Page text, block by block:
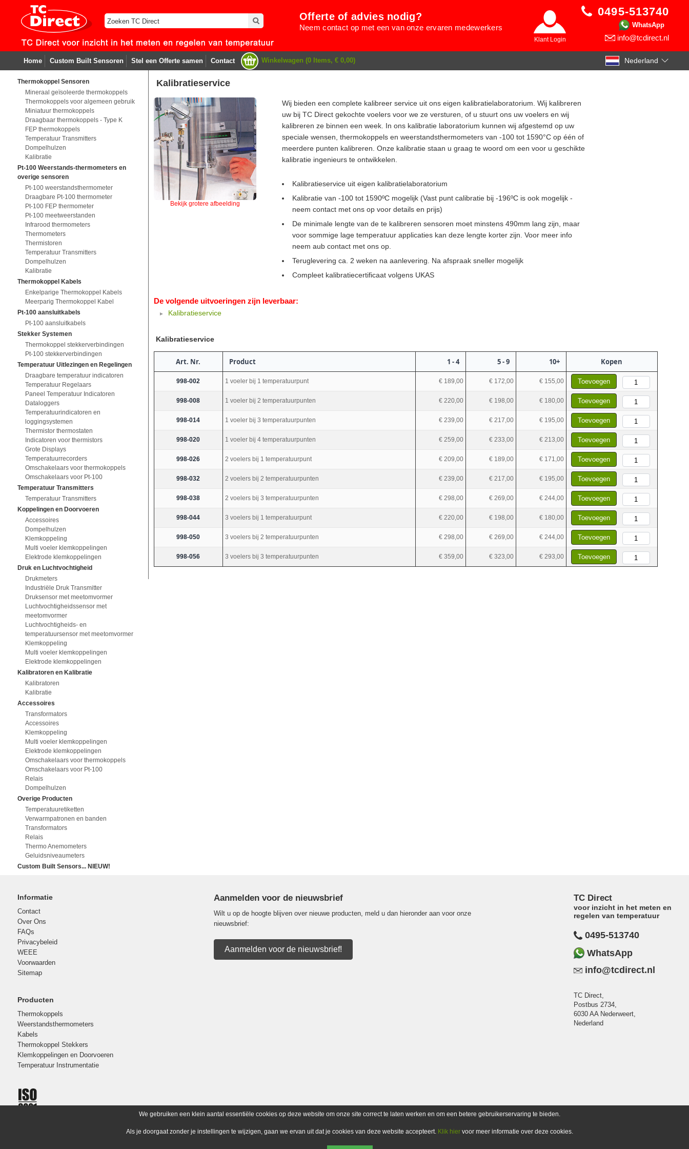
Nederland
0495-513740
WhatsApp
info@tcdirect.nl
Klant Login
Offerte of advies nodig?
Neem contact op met een van onze ervaren medewerkers
Home Custom Built Sensoren Stel een Offerte samen Contact Winkelwagen (0 Items, € 0,00)
Thermokoppel Sensoren
Mineraal geïsoleerde thermokoppels
Thermokoppels voor algemeen gebruik
Miniatuur thermokoppels
Draagbaar thermokoppels - Type K
FEP thermokoppels
Temperatuur Transmitters
Dompelhulzen
Kalibratie
Pt-100 Weerstands-thermometers en
overige sensoren
Pt-100 weerstandsthermometer
Draagbare Pt-100 thermometer
Pt-100 FEP thermometer
Pt-100 meetweerstanden
Infrarood thermometers
Thermometers
Thermistoren
Temperatuur Transmitters
Dompelhulzen
Kalibratie
Thermokoppel Kabels
Enkelparige Thermokoppel Kabels
Meerparig Thermokoppel Kabel
Pt-100 aansluitkabels
Pt-100 aansluitkabels
Stekker Systemen
Thermokoppel stekkerverbindingen
Pt-100 stekkerverbindingen
Temperatuur Uitlezingen en Regelingen
Draagbare temperatuur indicatoren
Temperatuur Regelaars
Paneel Temperatuur Indicatoren
Dataloggers
Temperatuurindicatoren en
loggingsystemen
Thermistor thermostaten
Indicatoren voor thermistors
Grote Displays
Temperatuurrecorders
Omschakelaars voor thermokoppels
Omschakelaars voor Pt-100
Temperatuur Transmitters
Temperatuur Transmitters
Koppelingen en Doorvoeren
Accessoires
Dompelhulzen
Klemkoppeling
Multi voeler klemkoppelingen
Elektrode klemkoppelingen
Druk en Luchtvochtigheid
Drukmeters
Industriële Druk Transmitter
Druksensor met meetomvormer
Luchtvochtigheidssensor met
meetomvormer
Luchtvochtigheids- en
temperatuursensor met meetomvormer
Klemkoppeling
Multi voeler klemkoppelingen
Elektrode klemkoppelingen
Kalibratoren en Kalibratie
Kalibratoren
Kalibratie
Accessoires
Transformators
Accessoires
Klemkoppeling
Multi voeler klemkoppelingen
Elektrode klemkoppelingen
Omschakelaars voor thermokoppels
Omschakelaars voor Pt-100
Relais
Dompelhulzen
Overige Producten
Temperatuuretiketten
Verwarmpatronen en banden
Transformators
Relais
Thermo Anemometers
Geluidsniveaumeters
Custom Built Sensors... NIEUW!
Kalibratieservice
Bekijk grotere afbeelding
Wij bieden een complete kalibreer service uit ons eigen kalibratielaboratorium. Wij kalibreren
uw bij TC Direct gekochte voelers voor we ze versturen, of u stuurt ons uw voelers en wij
kalibreren ze binnen een week. In ons kalibratie laboratorium kunnen wij afgestemd op uw
speciale wensen, thermokoppels en weerstandsthermometers van -100 tot 1590°C op één of
meerdere punten kalibreren. Onze kalibratie staan u graag te woord om een voor u geschikte
kalibratie ingenieurs te ontwikkelen.
Kalibratieservice uit eigen kalibratielaboratorium
Kalibratie van -100 tot 1590ºC mogelijk (Vast punt calibratie bij -196ºC is ook mogelijk -
neem contact met ons op voor details en prijs)
De minimale lengte van de te kalibreren sensoren moet minstens 490mm lang zijn, maar
voor sommige lage temperatuur applicaties kan deze lengte korter zijn. Voor meer info
neem aub contact met ons op.
Teruglevering ca. 2 weken na aanlevering. Na afspraak sneller mogelijk
Compleet kalibratiecertificaat volgens UKAS
De volgende uitvoeringen zijn leverbaar:
Kalibratieservice
Kalibratieservice
Art. Nr. Product 1 - 4 5 - 9 10+ Kopen
998-002 1 voeler bij 1 temperatuurpunt € 189,00 € 172,00 € 155,00 Toevoegen
998-008 1 voeler bij 2 temperatuurpunten € 220,00 € 198,00 € 180,00 Toevoegen
998-014 1 voeler bij 3 temperatuurpunten € 239,00 € 217,00 € 195,00 Toevoegen
998-020 1 voeler bij 4 temperatuurpunten € 259,00 € 233,00 € 213,00 Toevoegen
998-026 2 voelers bij 1 temperatuurpunt € 209,00 € 189,00 € 171,00 Toevoegen
998-032 2 voelers bij 2 temperatuurpunten € 239,00 € 217,00 € 195,00 Toevoegen
998-038 2 voelers bij 3 temperatuurpunten € 298,00 € 269,00 € 244,00 Toevoegen
998-044 3 voelers bij 1 temperatuurpunt € 220,00 € 198,00 € 180,00 Toevoegen
998-050 3 voelers bij 2 temperatuurpunten € 298,00 € 269,00 € 244,00 Toevoegen
998-056 3 voelers bij 3 temperatuurpunten € 359,00 € 323,00 € 293,00 Toevoegen
Informatie
Contact
Over Ons
FAQs
Privacybeleid
WEEE
Voorwaarden
Sitemap
Producten
Thermokoppels
Weerstandsthermometers
Kabels
Thermokoppel Stekkers
Klemkoppelingen en Doorvoeren
Temperatuur Instrumentatie
Aanmelden voor de nieuwsbrief
Wilt u op de hoogte blijven over nieuwe producten, meld u dan hieronder aan voor onze
nieuwsbrief:
Aanmelden voor de nieuwsbrief!
TC Direct
voor inzicht in het meten en
regelen van temperatuur
0495-513740
WhatsApp
info@tcdirect.nl
TC Direct,
Postbus 2734,
6030 AA Nederweert,
Nederland
We gebruiken een klein aantal essentiële cookies op deze website om onze site correct te laten werken en om een betere gebruikerservaring te bieden.
Als je doorgaat zonder je instellingen te wijzigen, gaan we ervan uit dat je cookies van deze website accepteert. Klik hier voor meer informatie over deze cookies.